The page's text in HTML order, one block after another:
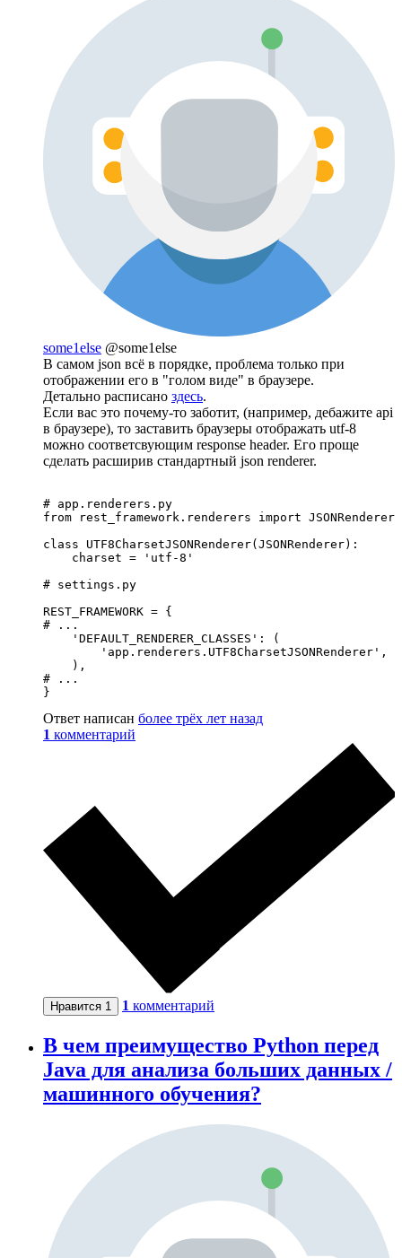
some1else @some1else
В самом json всё в порядке, проблема только при
отображении его в "голом виде" в браузере.
Детально расписано здесь.
Если вас это почему-то заботит, (например, дебажите api
в браузере), то заставить браузеры отображать utf-8
можно соответсвующим response header. Его проще
сделать расширив стандартный json renderer.
# app.renderers.py
from rest_framework.renderers import JSONRenderer
class UTF8CharsetJSONRenderer(JSONRenderer):
    charset = 'utf-8'
# settings.py
REST_FRAMEWORK = {
# ...
    'DEFAULT_RENDERER_CLASSES': (
        'app.renderers.UTF8CharsetJSONRenderer',
    ),
# ...
}
Ответ написан более трёх лет назад
1 комментарий
Нравится 1 1 комментарий
В чем преимущество Python перед
Java для анализа больших данных /
машинного обучения?